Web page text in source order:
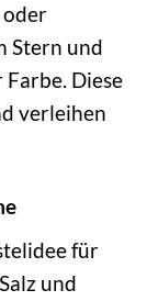
oder
Stern und
Diese
verleihen
für
und